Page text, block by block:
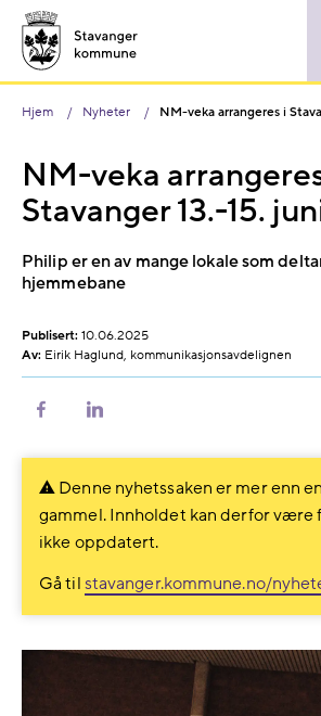
Hjem Nyheter NM-veka arrangeres i
NM-veka
Stavanger 13.-15.
Philip er en av mange lokale som
hjemmebane
Publisert: 10.06.2025
Av: Eirik Haglund, kommunikasjonsavdelignen
Del
Del
Denne nyhetssaken er mer enn
gammel. Innholdet kan derfor være
ikke oppdatert.
Gå til stavanger.kommune.no/